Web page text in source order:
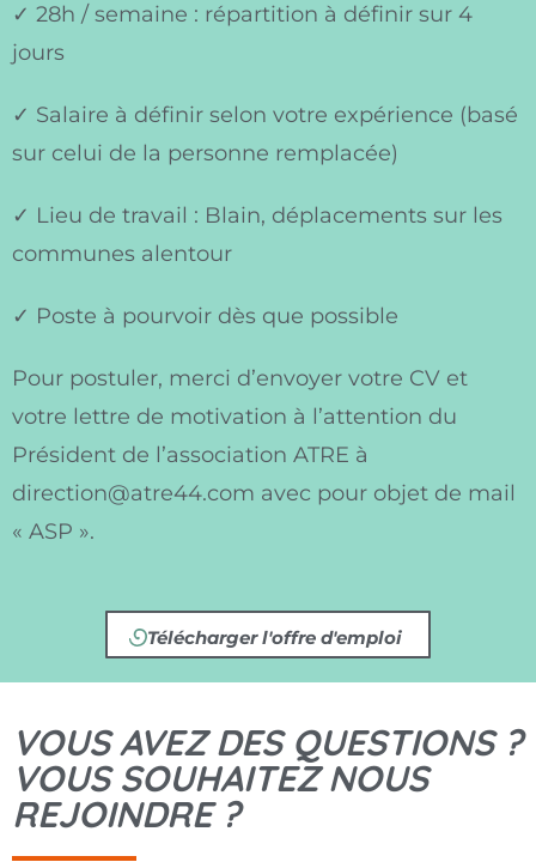
✓ 28h / semaine : répartition à définir sur 4
jours
✓ Salaire à définir selon votre expérience (basé
sur celui de la personne remplacée)
✓ Lieu de travail : Blain, déplacements sur les
communes alentour
✓ Poste à pourvoir dès que possible
Pour postuler, merci d’envoyer votre CV et
votre lettre de motivation à l’attention du
Président de l’association ATRE à
direction@atre44.com avec pour objet de mail
« ASP ».
Télécharger l'offre d'emploi
VOUS AVEZ DES QUESTIONS ?
VOUS SOUHAITEZ NOUS
REJOINDRE ?